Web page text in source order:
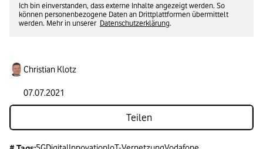
Ich bin einverstanden, dass externe Inhalte angezeigt werden. So
können personenbezogene Daten an Drittplattformen übermittelt
werden. Mehr in unserer Datenschutzerklärung.
Christian Klotz
07.07.2021
Teilen